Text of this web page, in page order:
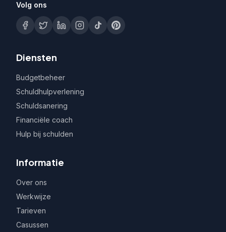
Volg ons
Diensten
Budgetbeheer
Schuldhulpverlening
Schuldsanering
Financiële coach
Hulp bij schulden
Informatie
Over ons
Werkwijze
Tarieven
Casussen